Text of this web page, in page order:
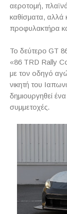
αεροτομή,
καθίσματα,
προφυλακτήρα
Το δεύτερο GT
«86 TRD Rally
με τον οδηγό
νικητή του
δημιουργηθεί
συμμετοχές.